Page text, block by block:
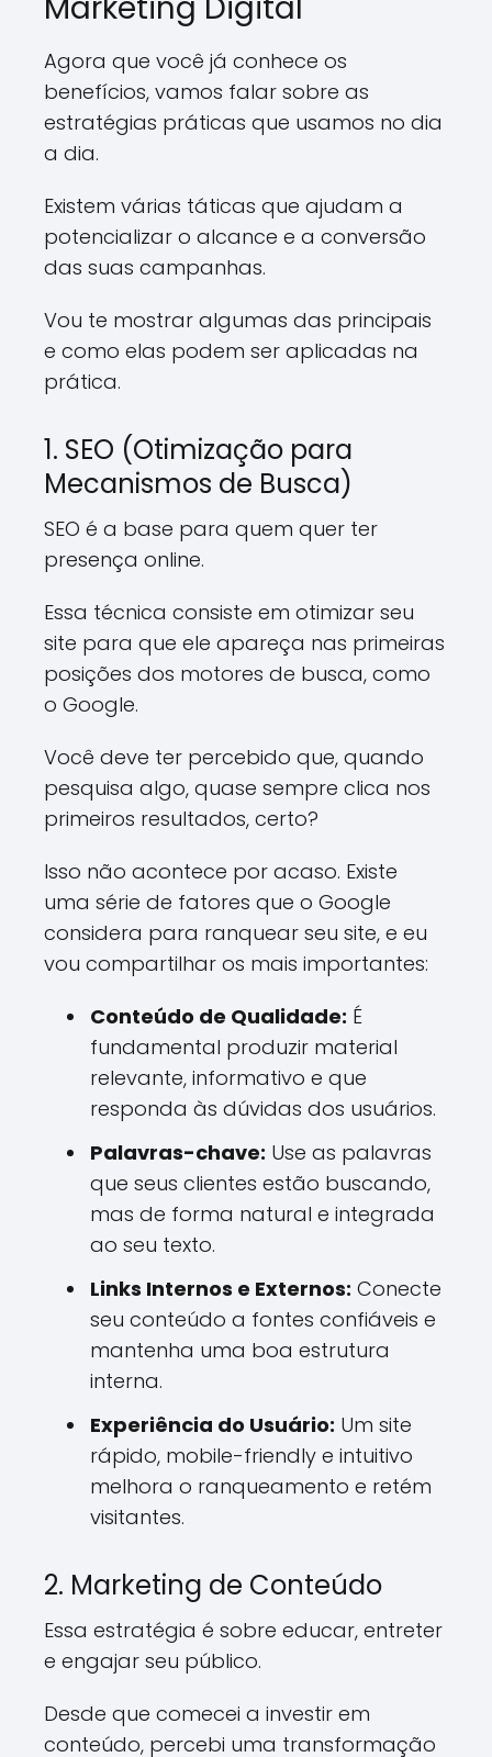
Agora que você já conhece os
benefícios, vamos falar sobre as
estratégias práticas que usamos no dia
a dia.
Existem várias táticas que ajudam a
potencializar o alcance e a conversão
das suas campanhas.
Vou te mostrar algumas das principais
e como elas podem ser aplicadas na
prática.
1. SEO (Otimização para
Mecanismos de Busca)
SEO é a base para quem quer ter
presença online.
Essa técnica consiste em otimizar seu
site para que ele apareça nas primeiras
posições dos motores de busca, como
o Google.
Você deve ter percebido que, quando
pesquisa algo, quase sempre clica nos
primeiros resultados, certo?
Isso não acontece por acaso. Existe
uma série de fatores que o Google
considera para ranquear seu site, e eu
vou compartilhar os mais importantes:
Conteúdo de Qualidade: É
fundamental produzir material
relevante, informativo e que
responda às dúvidas dos usuários.
Palavras-chave: Use as palavras
que seus clientes estão buscando,
mas de forma natural e integrada
ao seu texto.
Links Internos e Externos: Conecte
seu conteúdo a fontes confiáveis e
mantenha uma boa estrutura
interna.
Experiência do Usuário: Um site
rápido, mobile-friendly e intuitivo
melhora o ranqueamento e retém
visitantes.
2. Marketing de Conteúdo
Essa estratégia é sobre educar, entreter
e engajar seu público.
Desde que comecei a investir em
conteúdo, percebi uma transformação